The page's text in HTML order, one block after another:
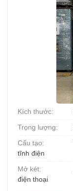
Kích thước:
Trọng lượng:
Cấu tạo:
tĩnh điện
Mở két:
điện thoại